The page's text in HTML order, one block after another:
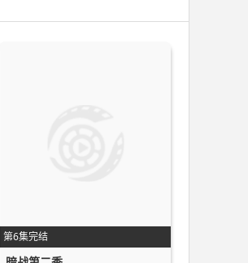
第6集完结